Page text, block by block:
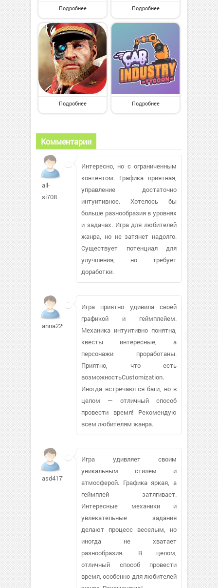
Подробнее Подробнее
Подробнее Подробнее
Комментарии
all-
si708
Интересно, но с ограниченным
контентом. Графика приятная,
управление достаточно
интуитивное. Хотелось бы
больше разнообразия в уровнях
и задачах. Игра для любителей
жанра, но не затянет надолго.
Существует потенциал для
улучшения, но требует
доработки.
anna22993
Игра приятно удивила своей
графикой и геймплейем.
Механика интуитивно понятна,
квесты интересные, а
персонажи проработаны.
Приятно, что есть
возможностьCustomization.
Иногда встречаются баги, но в
целом — отличный способ
провести время! Рекомендую
всем любителям жанра.
asd417776
Игра удивляет своим
уникальным стилем и
атмосферой. Графика яркая, а
геймплей затягивает.
Интересные механики и
увлекательные задания
делают процесс веселым, но
иногда не хватает
разнообразия. В целом,
отличный способ провести
время, особенно для любителей